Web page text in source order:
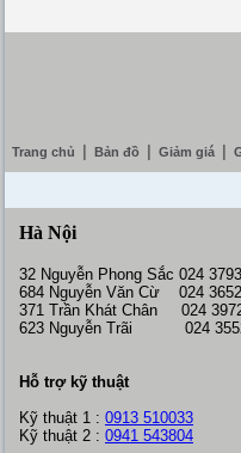
Trang chủ Bản đồ Giảm giá
Hà Nội
32 Nguyễn Phong Sắc 024
684 Nguyễn Văn Cừ 024
371 Trần Khát Chân 024
623 Nguyễn Trãi 024
Hỗ trợ kỹ thuật
Kỹ thuật 1 : 0913 510033
Kỹ thuật 2 : 0941 543804